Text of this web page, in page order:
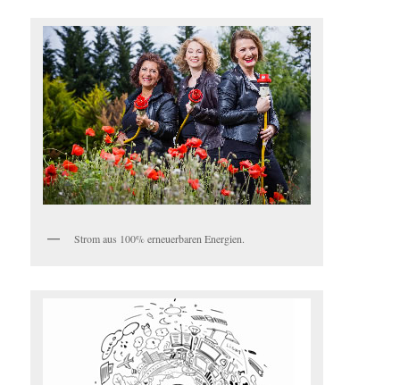
Strom aus 100% erneuerbaren Energien.